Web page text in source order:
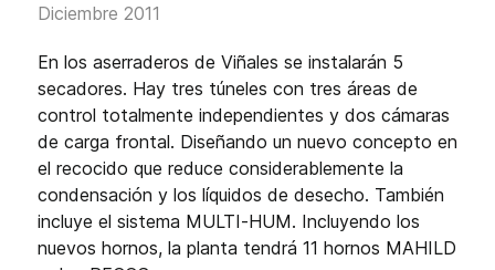
Diciembre 2011
En los aserraderos de Viñales se instalarán 5
secadores. Hay tres túneles con tres áreas de
control totalmente independientes y dos cámaras
de carga frontal. Diseñando un nuevo concepto en
el recocido que reduce considerablemente la
condensación y los líquidos de desecho. También
incluye el sistema MULTI-HUM. Incluyendo los
nuevos hornos, la planta tendrá 11 hornos MAHILD